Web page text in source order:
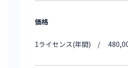
価格
1ライセンス(年間) /